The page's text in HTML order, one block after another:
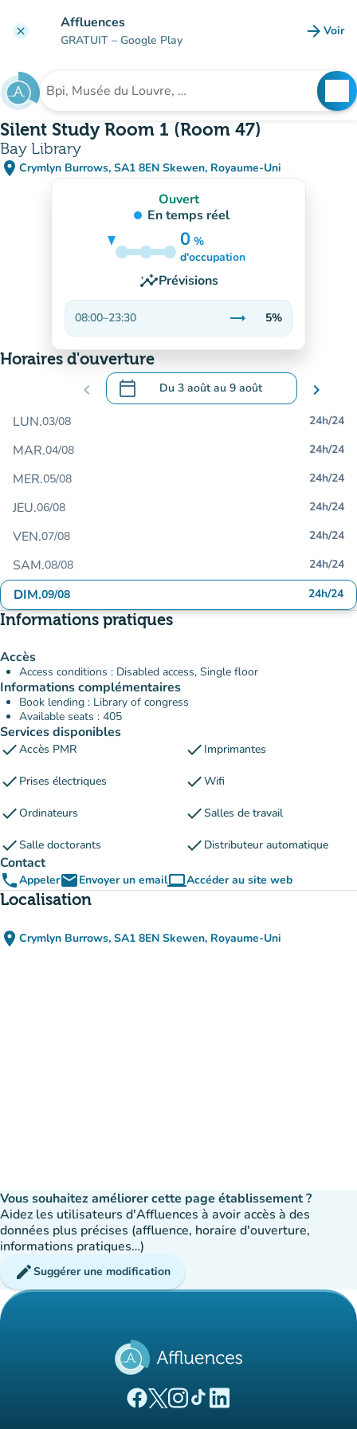
clear Affluences
GRATUIT – Google Play arrow_forward Voir
Rechercher un établissement
Silent Study Room 1 (Room 47)
Bay Library
place Crymlyn Burrows, SA1 8EN Skewen, Royaume-Uni
(ouvrir dans Google Maps)
(nouvel onglet)
Ouvert
En temps réel
0 %
5%
d'occupation
insightsPrévisions
08:00–23:30 trending_flat
Stable
5%
Horaires d'ouverture
chevron_left calendar_today Du 3 aoûtau 9 août
.Ouvrir le calendrier pour changer de
chevron_right
LUN.03/08 24h/24
MAR.04/08 24h/24
MER.05/08 24h/24
JEU.06/08 24h/24
VEN.07/08 24h/24
SAM.08/08 24h/24
DIM.09/08 24h/24
Informations pratiques
Accès
Access conditions : Disabled access, Single floor
Informations complémentaires
Book lending : Library of congress
Available seats : 405
Services disponibles
checkAccès PMR check Imprimantes
check Prises électriques checkWifi
checkOrdinateurs checkSalles de travail
checkSalle doctorants check Distributeur automatique
Contact
phoneAppeleremailEnvoyer un emailcomputerAccéder au site web
(nouvel onglet)
Localisation
place Crymlyn Burrows, SA1 8EN Skewen, Royaume-Uni
(ouvrir dans Google Maps)
(nouvel onglet)
Vous souhaitez améliorer cette page établissement ?
Aidez les utilisateurs d'Affluences à avoir accès à des
données plus précises (affluence, horaire d'ouverture,
informations pratiques…)
editSuggérer une modification
(nouvel onglet)
(nouvel onglet)
(nouvel onglet)
(nouvel onglet)